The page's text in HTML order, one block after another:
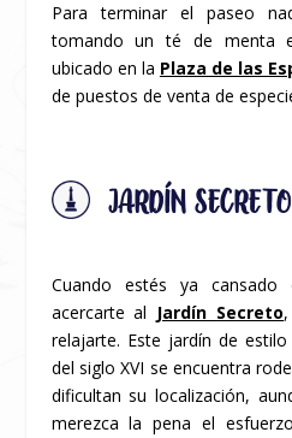
Para terminar el paseo
tomando un té de menta
ubicado en la Plaza de las
de puestos de venta de
JARDÍN SECRETO
Cuando estés ya
acercarte al Jardín Secreto
relajarte. Este jardín de
del siglo XVI se encuentra
dificultan su localización,
merezca la pena el